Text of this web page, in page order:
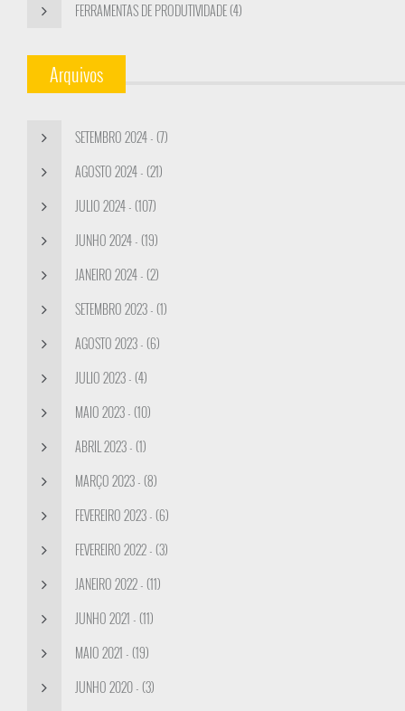
FERRAMENTAS DE PRODUTIVIDADE (4)
Arquivos
SETEMBRO 2024 - (7)
AGOSTO 2024 - (21)
JULIO 2024 - (107)
JUNHO 2024 - (19)
JANEIRO 2024 - (2)
SETEMBRO 2023 - (1)
AGOSTO 2023 - (6)
JULIO 2023 - (4)
MAIO 2023 - (10)
ABRIL 2023 - (1)
MARÇO 2023 - (8)
FEVEREIRO 2023 - (6)
FEVEREIRO 2022 - (3)
JANEIRO 2022 - (11)
JUNHO 2021 - (11)
MAIO 2021 - (19)
JUNHO 2020 - (3)